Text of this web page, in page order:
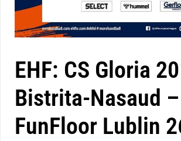
EHF: CS Gloria
Bistrita-Nasaud
FunFloor Lublin